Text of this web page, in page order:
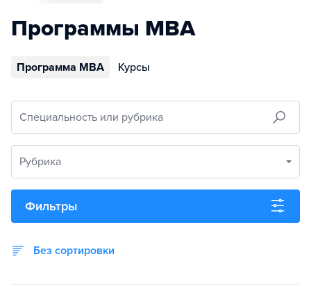
Программы MBA
Программа MBA Курсы
Специальность или рубрика
Рубрика
Фильтры
Без сортировки